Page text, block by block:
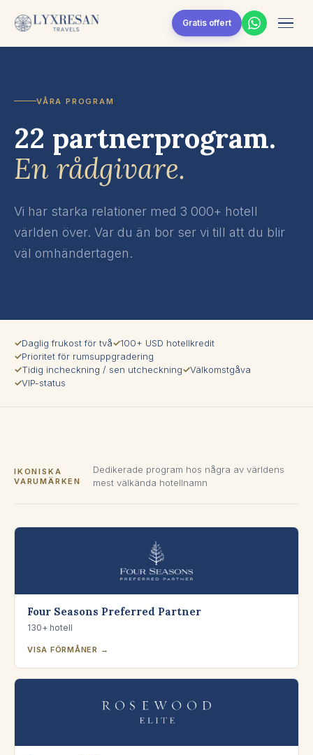
Gratis offert
VÅRA PROGRAM
22 partnerprogram.
En rådgivare.
Vi har starka relationer med 3 000+ hotell
världen över. Var du än bor ser vi till att du blir
väl omhändertagen.
✓Daglig frukost för två✓100+ USD hotellkredit
✓Prioritet för rumsuppgradering
✓Tidig incheckning / sen utcheckning✓Välkomstgåva
✓VIP-status
IKONISKA
VARUMÄRKEN
Dedikerade program hos några av världens
mest välkända hotellnamn
Four Seasons Preferred Partner
130+ hotell
VISA FÖRMÅNER →